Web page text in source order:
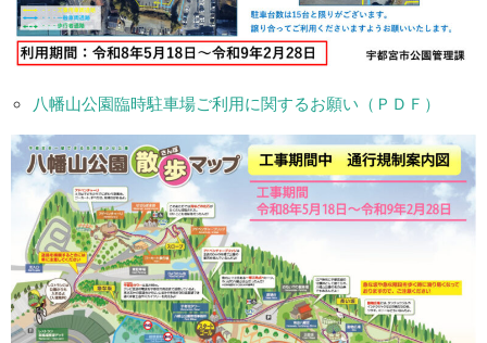
八幡山公園臨時駐車場ご利用に関するお願い（ＰＤＦ）